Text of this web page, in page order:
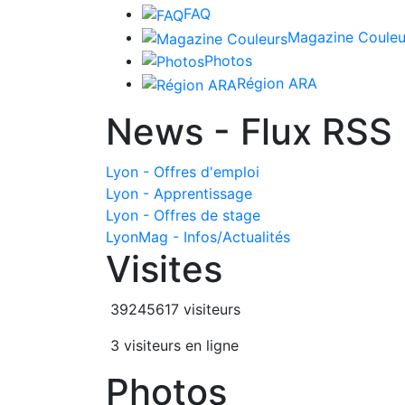
FAQ
Magazine
Photos
Région ARA
News - Flux RSS
Lyon - Offres d'emploi
Lyon - Apprentissage
Lyon - Offres de stage
LyonMag - Infos/Actualités
Visites
39245617 visiteurs
3 visiteurs en ligne
Photos